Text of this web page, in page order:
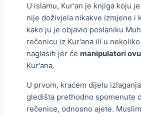
U islamu, Kur'an je knjiga koju
nije doživjela nikakve izmjene i
kako ju je objavio poslaniku
rečenicu iz Kur'ana ili u
naglasiti jer će manipulatori
Kur'ana.
U prvom, kraćem dijelu
gledišta prethodno spomenute
rečenice, odnosno ajete.